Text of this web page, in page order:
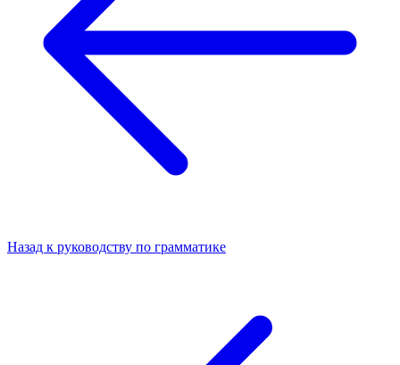
Назад к руководству по грамматике